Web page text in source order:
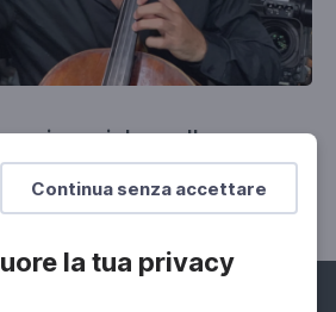
Continua senza accettare
la tua privacy
- primo violoncello